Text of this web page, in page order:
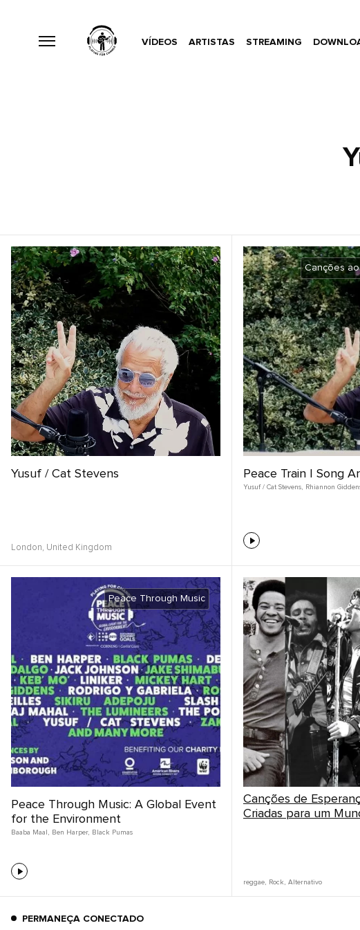
VÍDEOS ARTISTAS STREAMING
Yusuf / Cat Stevens
London, United Kingdom
Canções
Peace Train | Song
Yusuf / Cat Stevens, Rhiannon
Peace Through Music
Peace Through Music: A Global Event
for the Environment
Baaba Maal , Ben Harper, Black Pumas
Canções de
Criadas para um
reggae, Rock , Alternativo
PERMANEÇA CONECTADO